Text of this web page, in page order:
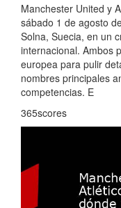
Manchester United y
sábado 1 de agosto
Solna, Suecia, en un
internacional. Ambos
europea para pulir
nombres principales
competencias. E
365scores